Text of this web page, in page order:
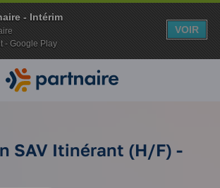
- Intérim
- Google Play
VOIR
savSAV Itinérant (H/F) -